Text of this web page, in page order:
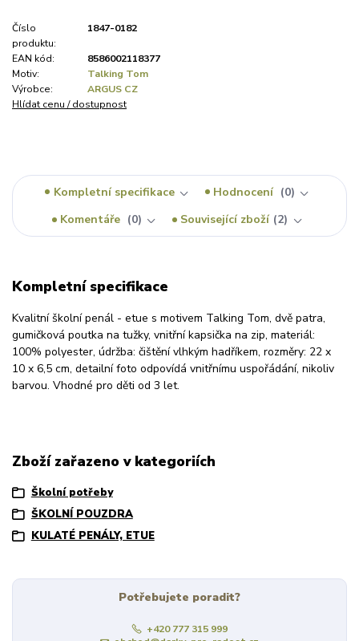
Číslo
produktu:
1847-0182
EAN kód:
8586002118377
Motiv:
Talking Tom
Výrobce:
ARGUS CZ
Hlídat cenu / dostupnost
Kompletní specifikace Hodnocení
0
Komentáře
0 Související zboží 2
Kompletní specifikace
Kvalitní školní penál - etue s motivem Talking Tom, dvě patra,
gumičková poutka na tužky, vnitřní kapsička na zip, materiál:
100% polyester, údržba: čištění vlhkým hadříkem, rozměry: 22 x
10 x 6,5 cm, detailní foto odpovídá vnitřnímu uspořádání, nikoliv
barvou. Vhodné pro děti od 3 let.
Zboží zařazeno v kategoriích
Školní potřeby
ŠKOLNÍ POUZDRA
KULATÉ PENÁLY, ETUE
Potřebujete poradit?
+420 777 315 999